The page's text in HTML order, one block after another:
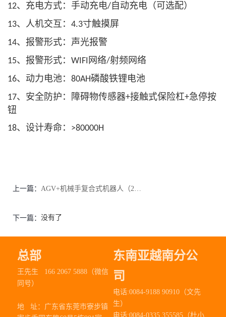
12、充电方式：手动充电/ 自动充电（可选配）
13、人机交互： 4.3寸触摸屏
14、报警形式：声光报警
15、报警形式： WIFI 网络/射频网络
16、动力电池： 80AH磷酸铁锂电池
17、安全防护：障碍物传感器+接触式保险杠+急停按
钮
18、设计寿命： >80000H
上一篇：
下一篇： 没有了
总部
王先生 166 2067 5888（微信
同号）
地 址： 广东省东莞市寮步镇
东南亚越南分公
司
电话:0084-9188 90910（文先
生）
电话:0084-0335 355585（杜小